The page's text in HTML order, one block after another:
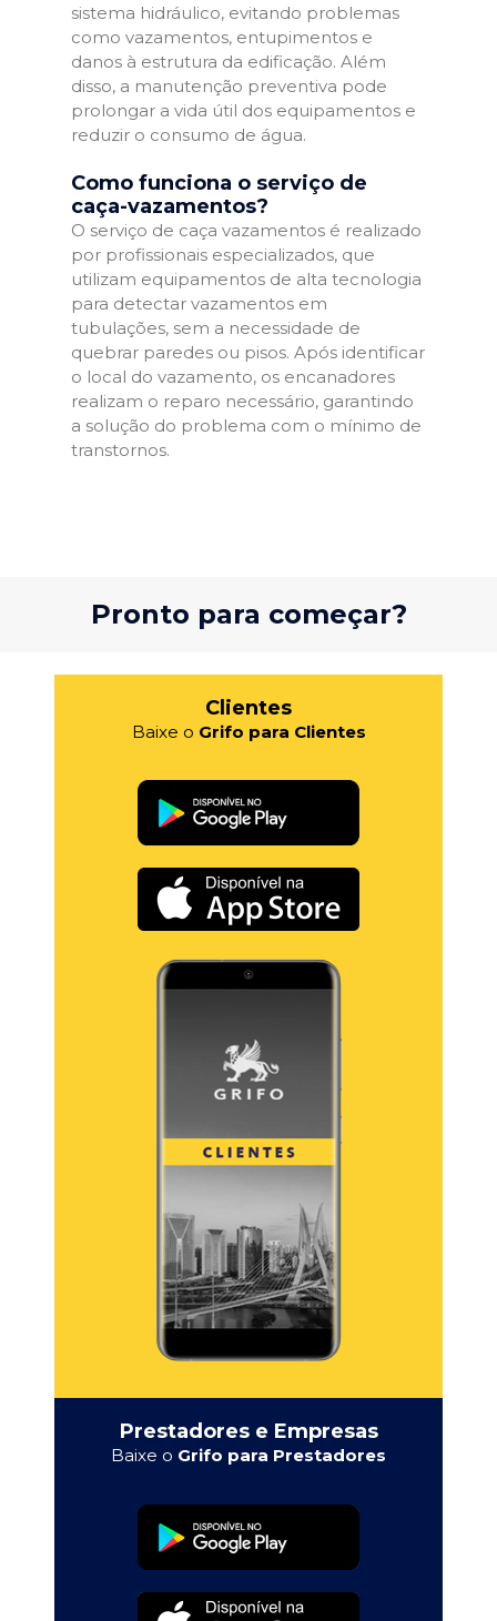
sistema hidráulico, evitando problemas
como vazamentos, entupimentos e
danos à estrutura da edificação. Além
disso, a manutenção preventiva pode
prolongar a vida útil dos equipamentos e
reduzir o consumo de água.
Como funciona o serviço de
caça-vazamentos?
O serviço de caça vazamentos é realizado
por profissionais especializados, que
utilizam equipamentos de alta tecnologia
para detectar vazamentos em
tubulações, sem a necessidade de
quebrar paredes ou pisos. Após identificar
o local do vazamento, os encanadores
realizam o reparo necessário, garantindo
a solução do problema com o mínimo de
transtornos.
Pronto para começar?
Clientes
Baixe o Grifo para Clientes
Prestadores e Empresas
Baixe o Grifo para Prestadores